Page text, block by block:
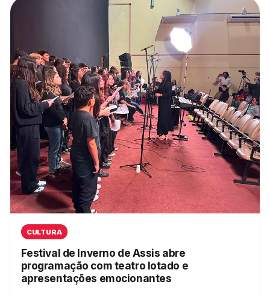
CULTURA
Festival de Inverno de Assis abre
programação com teatro lotado e
apresentações emocionantes